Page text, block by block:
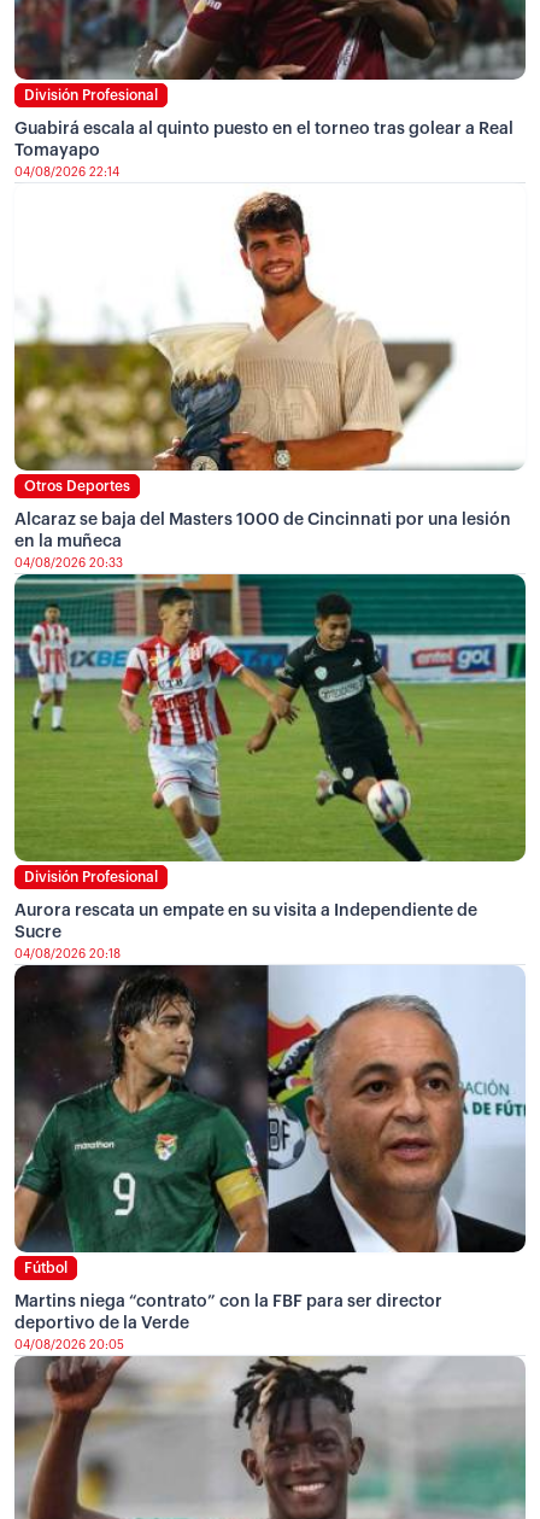
División Profesional
Guabirá escala al quinto puesto en el torneo tras golear a Real
Tomayapo
04/08/2026 22:14
Otros Deportes
Alcaraz se baja del Masters 1000 de Cincinnati por una lesión
en la muñeca
04/08/2026 20:33
División Profesional
Aurora rescata un empate en su visita a Independiente de
Sucre
04/08/2026 20:18
Fútbol
Martins niega “contrato” con la FBF para ser director
deportivo de la Verde
04/08/2026 20:05